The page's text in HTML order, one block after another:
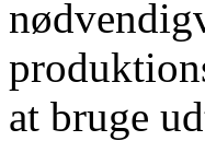
at bruge